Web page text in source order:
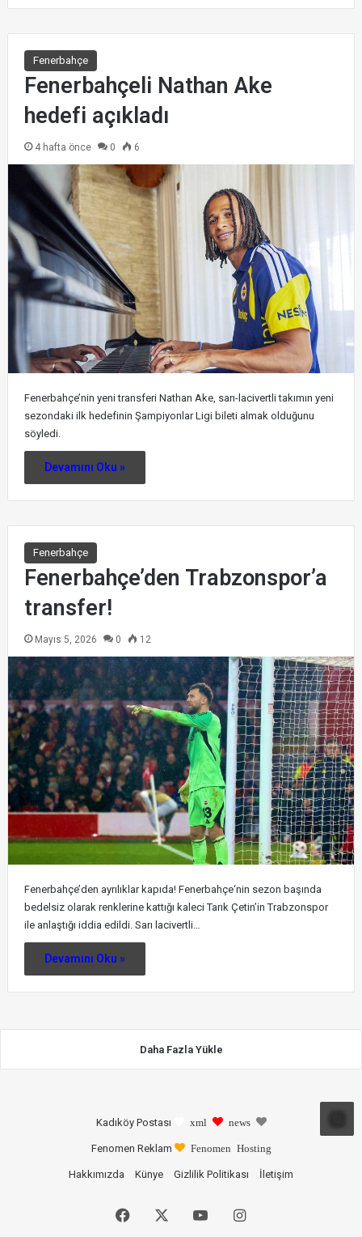
Fenerbahçe
Fenerbahçeli Nathan Ake
hedefi açıkladı
4 hafta önce 0 6
Fenerbahçe’nin yeni transferi Nathan Ake, sarı-lacivertli takımın yeni
sezondaki ilk hedefinin Şampiyonlar Ligi bileti almak olduğunu
söyledi.
Devamını Oku »
Fenerbahçe
Fenerbahçe’den Trabzonspor’a
transfer!
Mayıs 5, 2026 0 12
Fenerbahçe’den ayrılıklar kapıda! Fenerbahçe‘nin sezon başında
bedelsiz olarak renklerine kattığı kaleci Tarık Çetin’in Trabzonspor
ile anlaştığı iddia edildi. Sarı lacivertli…
Devamını Oku »
Daha Fazla Yükle
Kadıköy Postası xml news
Fenomen Reklam Fenomen Hosting
Hakkımızda Künye Gizlilik Politikası İletişim
Facebook YouTubeInstagram